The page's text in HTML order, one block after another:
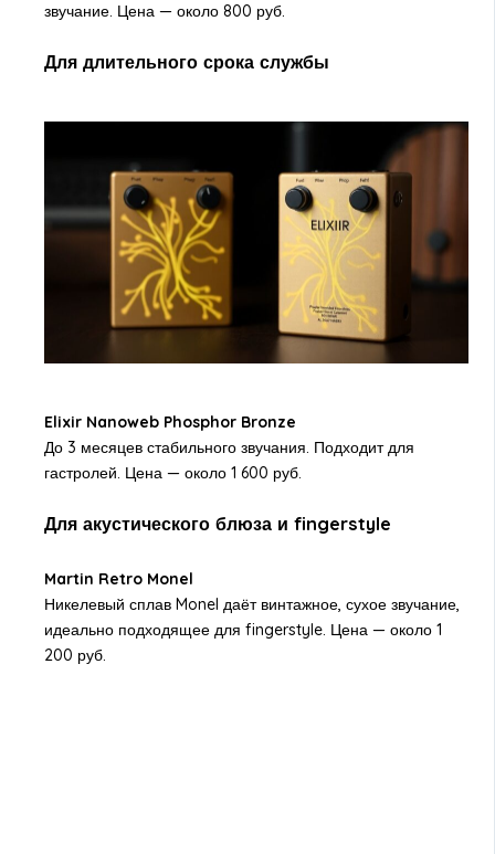
звучание. Цена — около 800 руб.
Для длительного срока службы
Elixir Nanoweb Phosphor Bronze
До 3 месяцев стабильного звучания. Подходит для
гастролей. Цена — около 1 600 руб.
Для акустического блюза и fingerstyle
Martin Retro Monel
Никелевый сплав Monel даёт винтажное, сухое звучание,
идеально подходящее для fingerstyle. Цена — около 1
200 руб.